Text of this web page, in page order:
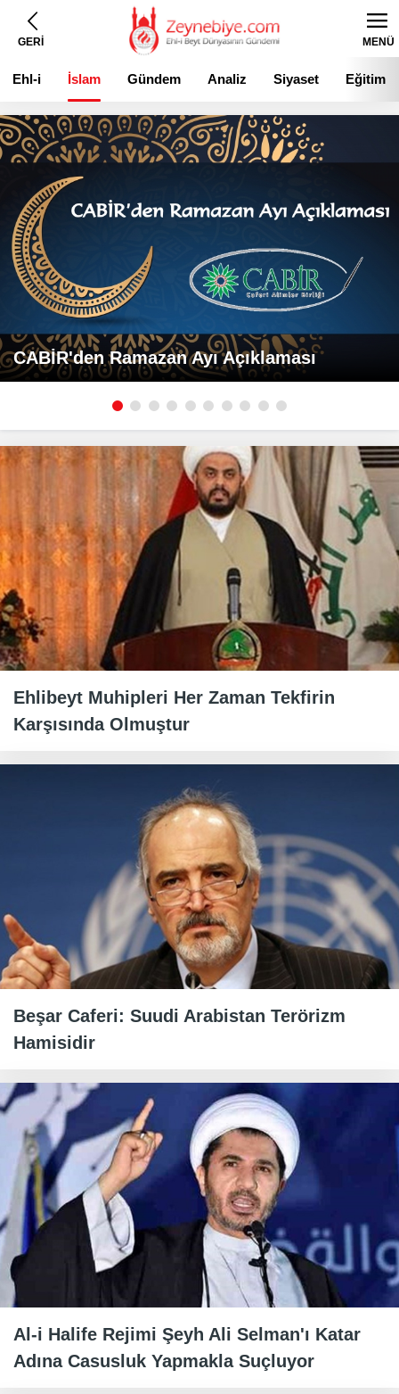
GERİ MENÜ
Ehl-i
Beyt
İslam Gündem Analiz Siyaset Eğitim
CABİR'den Ramazan Ayı Açıklaması
Ehlibeyt Muhipleri Her Zaman Tekfirin
Karşısında Olmuştur
Beşar Caferi: Suudi Arabistan Terörizm
Hamisidir
Al-i Halife Rejimi Şeyh Ali Selman'ı Katar
Adına Casusluk Yapmakla Suçluyor